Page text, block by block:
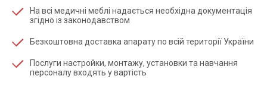
На всі медичні меблі надається необхідна документація
згідно із законодавством
Безкоштовна доставка апарату по всій території України
Послуги настройки, монтажу, установки та навчання
персоналу входять у вартість